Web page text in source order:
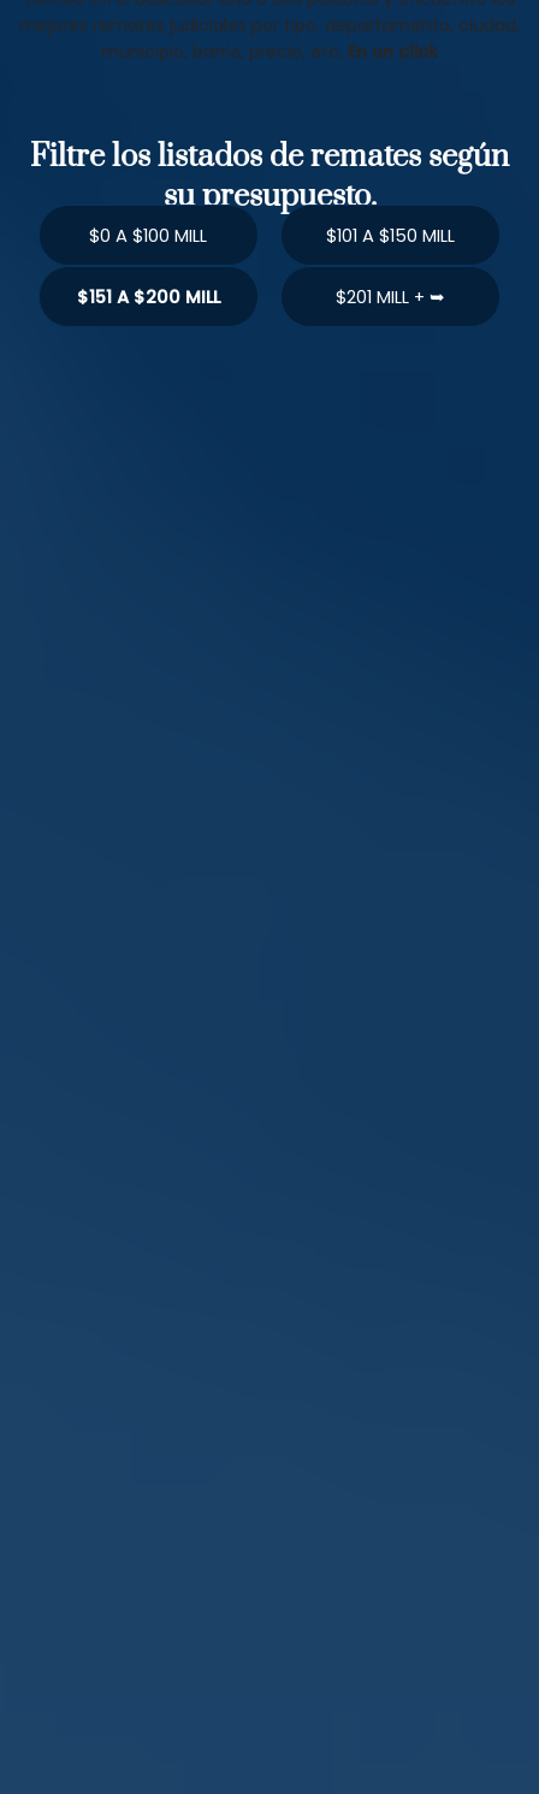
mejores remates judiciales por tipo, departamento, ciudad,
municipio, barrio, precio, etc. En un click
Filtre los listados de remates según
su presupuesto.
$0 A $100 MILL $101 A $150 MILL
$151 A $200 MILL $201 MILL + ➥